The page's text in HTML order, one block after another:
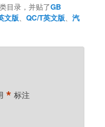
目录，并贴了GB
文版 、QC/T英文版 、汽
* 标注